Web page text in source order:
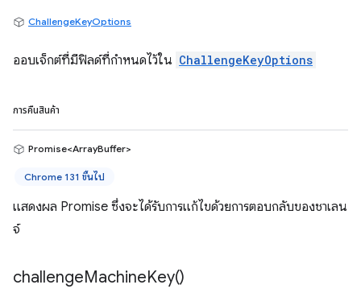
ChallengeKeyOptions
ออบเจ็กต์ที่มีฟิลด์ที่กำหนดไว้ใน ChallengeKeyOptions
การคืนสินค้า
Promise<ArrayBuffer>
Chrome 131 ขึ้นไป
แสดงผล Promise ซึ่งจะได้รับการแก้ไขด้วยการตอบกลับของชาเลน
จ์
challengeMachineKey()